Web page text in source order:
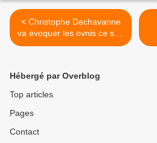
< Christophe Dechavanne
va évoquer les ovnis ce soir
à TF1
Hébergé par Overblog
Top articles
Pages
Contact